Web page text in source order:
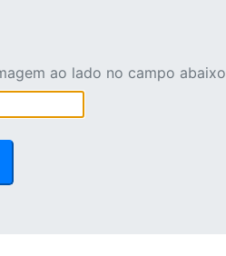
ao lado no campo abaixo